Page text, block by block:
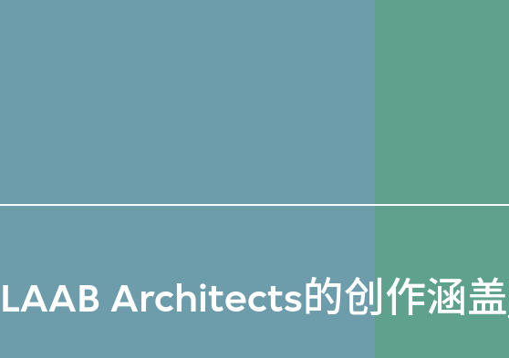
LAAB Architects的创作涵盖